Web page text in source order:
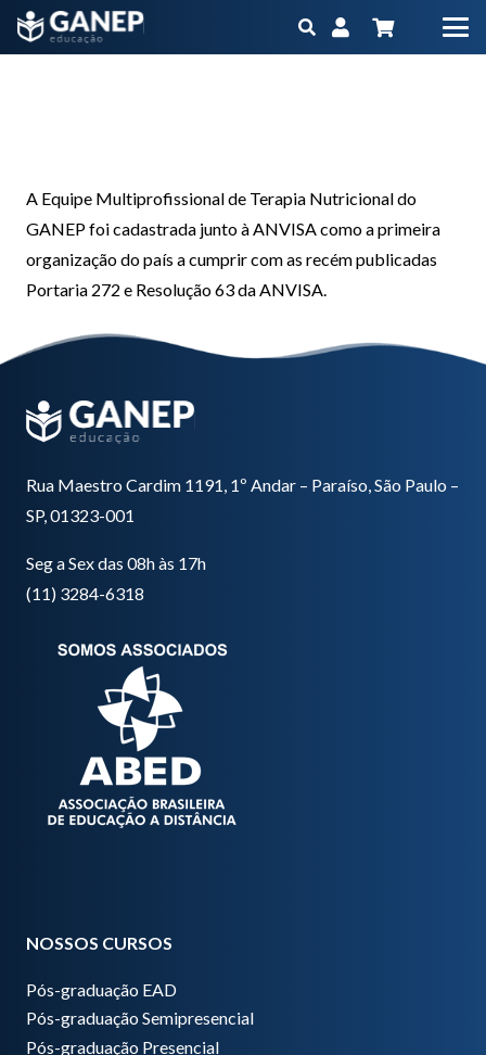
A Equipe Multiprofissional de Terapia Nutricional do
GANEP foi cadastrada junto à ANVISA como a primeira
organização do país a cumprir com as recém publicadas
Portaria 272 e Resolução 63 da ANVISA.
Rua Maestro Cardim 1191, 1º Andar – Paraíso, São Paulo –
SP, 01323-001
Seg a Sex das 08h às 17h
(11) 3284-6318
NOSSOS CURSOS
Pós-graduação EAD
Pós-graduação Semipresencial
Pós-graduação Presencial